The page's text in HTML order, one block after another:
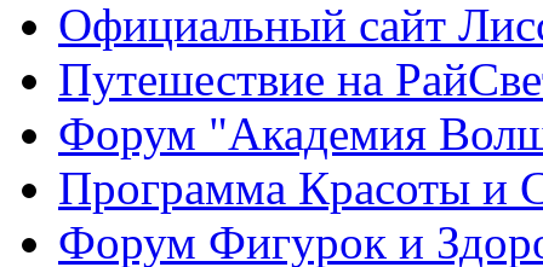
Официальный сайт
Путешествие на
Форум "Академия
Программа Красоты и
Форум Фигурок и